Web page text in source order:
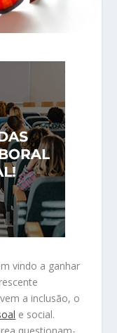
vindo a ganhar
a inclusão, o
e social.